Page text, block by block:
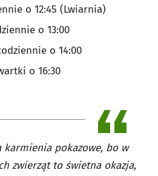
o 12:45 (Lwiarnia)
o 13:00
o 14:00
o 16:30
karmienia pokazowe, bo w
zwierząt to świetna okazja,